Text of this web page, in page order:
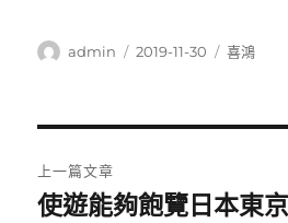
作
admin
發
2019-11-30
分
喜鴻
章
上一篇文章
上
使遊能夠飽覽日本東